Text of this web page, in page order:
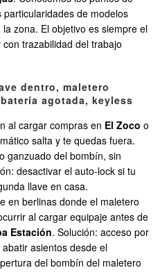
de modelos
zona. El objetivo es siempre el
trazabilidad del trabajo
dentro, maletero
agotada, keyless
al cargar compras en El Zoco o
salta y te quedas fuera.
ganzuado del bombín, sin
desactivar el auto-lock si tu
llave en casa.
en berlinas donde el maletero
al cargar equipaje antes de
Estación. Solución: acceso por
asientos desde el
del bombín del maletero